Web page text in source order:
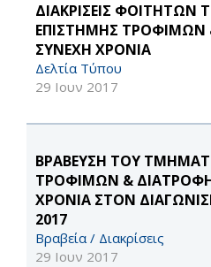
ΔΙΑΚΡΙΣΕΙΣ
ΕΠΙΣΤΗΜΗΣ ΤΡΟΦΙΜΩΝ
ΣΥΝΕΧΗ ΧΡΟΝΙΑ
Δελτία Τύπου
29 Ιουν 2017
ΒΡΑΒΕΥΣΗ ΤΟΥ
ΤΡΟΦΙΜΩΝ &
ΧΡΟΝΙΑ ΣΤΟΝ
2017
Βραβεία / Διακρίσεις
29 Ιουν 2017